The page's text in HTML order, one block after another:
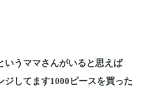
いうママさんがいると思えば
ジしてます1000ピースを買った